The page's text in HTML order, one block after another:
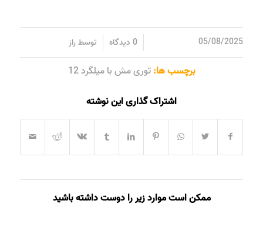
05/08/2025 0 دیدگاه توسطراز
برچسب ها: توری مش با میلگرد 12
اشتراک گذاری این نوشته
ممکن است موارد زیر را دوست داشته باشید